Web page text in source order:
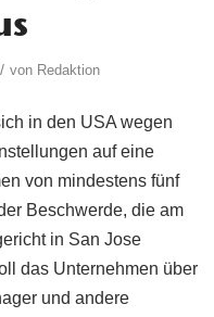
/ von Redaktion
in den USA wegen
auf eine
von mindestens fünf
Beschwerde, die am
in San Jose
das Unternehmen über
und andere